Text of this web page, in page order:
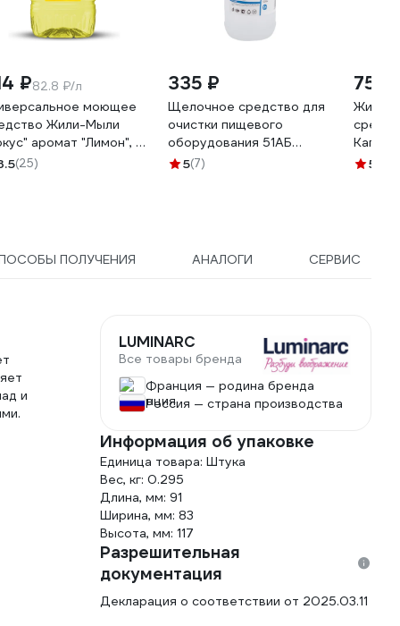
₽82.8 ₽/л
моющее
Жили-Мыли
аромат "Лимон", 5
4623721540318
(25)
335 ₽
Щелочное средство для
очистки пищевого
оборудования 51АБ
Мультимэйд удаляет жир,
5(7)
75 ₽
Капля
5
ПОЛУЧЕНИЯ АНАЛОГИ СЕРВИС
и
LUMINARC
Все товары бренда
Франция — родина бренда
Россия — страна производства
Информация об упаковке
Единица товара: Штука
Вес, кг: 0.295
Длина, мм: 91
Ширина, мм: 83
Высота, мм: 117
Разрешительная
документация
Декларация о соответствии от 2025.03.11